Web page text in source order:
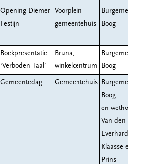
Opening Diemer
Festijn
Voorplein
gemeentehuis
Burgemeester
Boog
Boekpresentatie
‘Verboden Taal’
Bruna,
winkelcentrum
Burgemeester
Boog
Gemeentedag Gemeentehuis Burgemeester
Boog
en wethouders
Van den Berg,
Everhardt,
Klaasse en
Prins